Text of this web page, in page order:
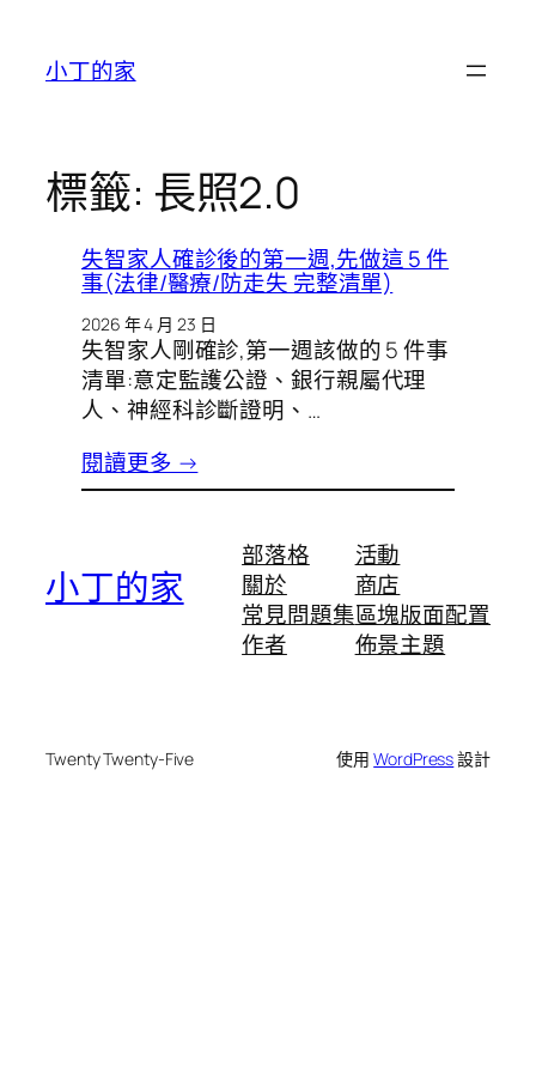
小丁的家
標籤: 長照2.0
失智家人確診後的第一週,先做這 5 件
事(法律/醫療/防走失 完整清單)
2026 年 4 月 23 日
失智家人剛確診,第一週該做的 5 件事
清單:意定監護公證、銀行親屬代理
人、神經科診斷證明、…
閱讀更多 →
小丁的家
部落格
關於
常見問題集
作者
活動
商店
區塊版面配置
佈景主題
Twenty Twenty-Five 使用WordPress設計